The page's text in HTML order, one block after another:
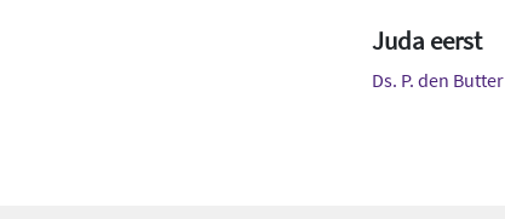
Juda eerst
Ds. P. den Butter